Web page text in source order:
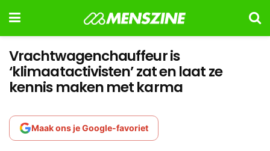
Vrachtwagenchauffeur is
‘klimaatactivisten’ zat en laat ze
kennis maken met karma
Maak ons je Google-favoriet